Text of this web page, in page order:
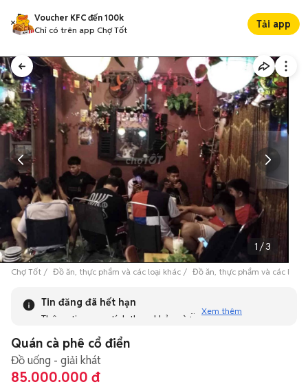
Voucher KFC đến 100k
Chỉ có trên app Chợ Tốt
Tải app
1 /3
Chợ Tốt Đồ ăn, thực phẩm và các loại khác Đồ ăn, thực phẩm và các loại
Tin đăng đã hết hạn
Thông tin mang tính tham khảo và bạn không thể liên hệ
tương tự khác dưới đây nhé!
Xem thêm
Quán cà phê cổ điển
Đồ uống - giải khát
85.000.000 đ